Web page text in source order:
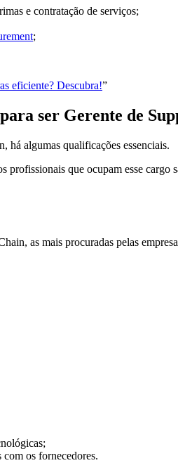
e contratação de serviços;
;
eficiente? Descubra!”
ser Gerente de
há algumas qualificações essenciais.
profissionais que ocupam esse cargo
as mais procuradas pelas
os fornecedores.